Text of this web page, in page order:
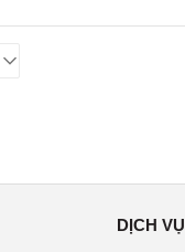
DỊCH VỤ